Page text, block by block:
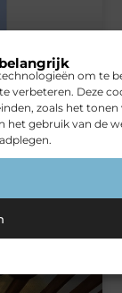
om te
verbeteren. Deze
zoals het tonen
het gebruik van de